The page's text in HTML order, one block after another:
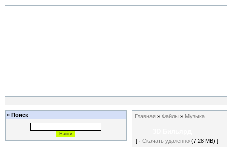
» Поиск Главная » Файлы » Музыка
[ · Скачать удаленно (7.28 MB) ]